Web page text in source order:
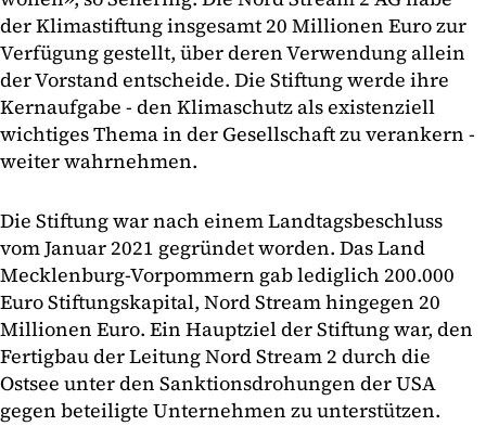
der Klimastiftung insgesamt 20 Millionen Euro zur
Verfügung gestellt, über deren Verwendung allein
der Vorstand entscheide. Die Stiftung werde ihre
Kernaufgabe - den Klimaschutz als existenziell
wichtiges Thema in der Gesellschaft zu verankern -
weiter wahrnehmen.
Die Stiftung war nach einem Landtagsbeschluss
vom Januar 2021 gegründet worden. Das Land
Mecklenburg-Vorpommern gab lediglich 200.000
Euro Stiftungskapital, Nord Stream hingegen 20
Millionen Euro. Ein Hauptziel der Stiftung war, den
Fertigbau der Leitung Nord Stream 2 durch die
Ostsee unter den Sanktionsdrohungen der USA
gegen beteiligte Unternehmen zu unterstützen.